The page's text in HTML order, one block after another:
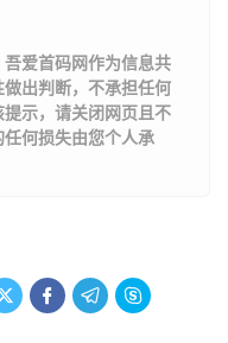
爱首码网作为信息共
出判断，不承担任何
示，请关闭网页且不
何损失由您个人承
  